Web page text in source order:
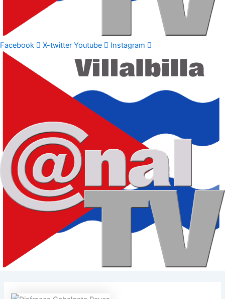
Facebook X-twitter Youtube Instagram